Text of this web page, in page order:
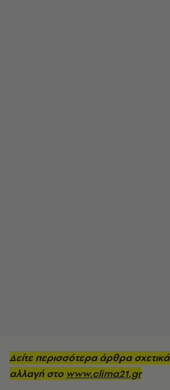
Δείτε περισσότερα άρθρα σχετικά
αλλαγή στο www.clima21.gr